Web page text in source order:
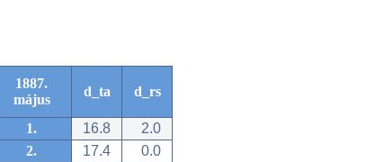
1887.
május
d_ta d_rs
1. 16.8
2.0
2.
17.4
0.0